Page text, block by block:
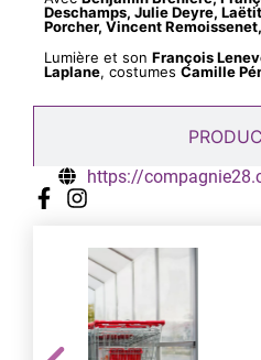
Deschamps, Julie Deyre,
Porcher, Vincent
Lumière et son François
Laplane, costumes Camille
https://